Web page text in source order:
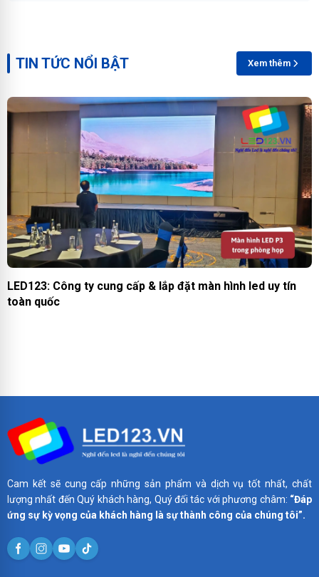
TIN TỨC NỔI BẬT Xem thêm
LED123: Công ty cung cấp & lắp đặt màn hình led uy tín
toàn quốc
Cam kết sẽ cung cấp những sản phẩm và dịch vụ tốt nhất, chất
lượng nhất đến Quý khách hàng, Quý đối tác với phương châm: “Đáp
ứng sự kỳ vọng của khách hàng là sự thành công của chúng tôi”.